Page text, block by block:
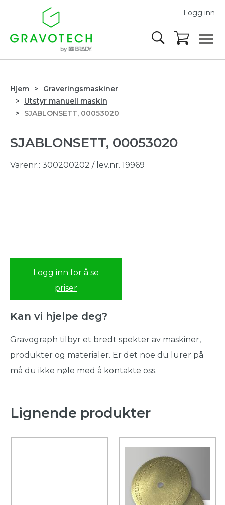
Logg inn
Hjem
Graveringsmaskiner
Utstyr manuell maskin
SJABLONSETT, 00053020
SJABLONSETT, 00053020
Varenr.: 300200202 / lev.nr. 19969
Logg inn for å se
priser
Kan vi hjelpe deg?
Gravograph tilbyr et bredt spekter av maskiner,
produkter og materialer. Er det noe du lurer på
må du ikke nøle med å kontakte oss.
Lignende produkter